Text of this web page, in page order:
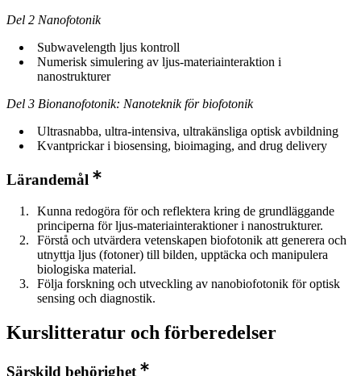
Del 2 Nanofotonik
Subwavelength ljus kontroll
Numerisk simulering av ljus-materiainteraktion i
nanostrukturer
Del 3 Bionanofotonik: Nanoteknik för biofotonik
Ultrasnabba, ultra-intensiva, ultrakänsliga optisk avbildning
Kvantprickar i biosensing, bioimaging, and drug delivery
Lärandemål
Kunna redogöra för och reflektera kring de grundläggande
principerna för ljus-materiainteraktioner i nanostrukturer.
Förstå och utvärdera vetenskapen biofotonik att generera och
utnyttja ljus (fotoner) till bilden, upptäcka och manipulera
biologiska material.
Följa forskning och utveckling av nanobiofotonik för optisk
sensing och diagnostik.
Kurslitteratur och förberedelser
Särskild behörighet